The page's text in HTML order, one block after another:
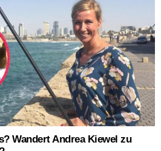
Wandert Andrea Kiewel zu